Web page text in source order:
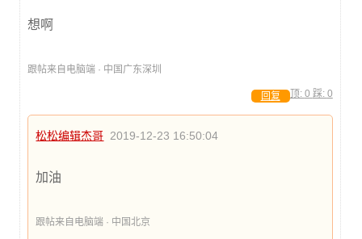
想啊
跟帖来自电脑端 · 中国广东深圳
顶: 0 踩: 0
回复
松松编辑杰哥 2019-12-23 16:50:04
加油
跟帖来自电脑端 · 中国北京